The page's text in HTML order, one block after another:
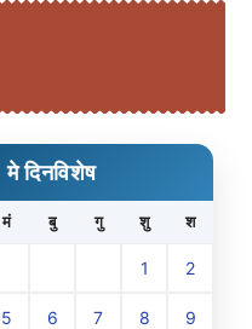
मे दिनविशेष
मं बु गु शु श
1 2
5 6 7 8 9